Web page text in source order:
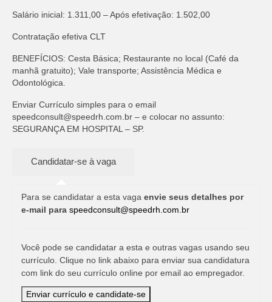
Salário inicial: 1.311,00 – Após efetivação: 1.502,00
Contratação efetiva CLT
BENEFÍCIOS: Cesta Básica; Restaurante no local (Café da
manhã gratuito); Vale transporte; Assistência Médica e
Odontológica.
Enviar Currículo simples para o email
speedconsult@speedrh.com.br – e colocar no assunto:
SEGURANÇA EM HOSPITAL – SP.
Para se candidatar a esta vaga envie seus detalhes por
e-mail para speedconsult@speedrh.com.br
Você pode se candidatar a esta e outras vagas usando seu
currículo. Clique no link abaixo para enviar sua candidatura
com link do seu currículo online por email ao empregador.